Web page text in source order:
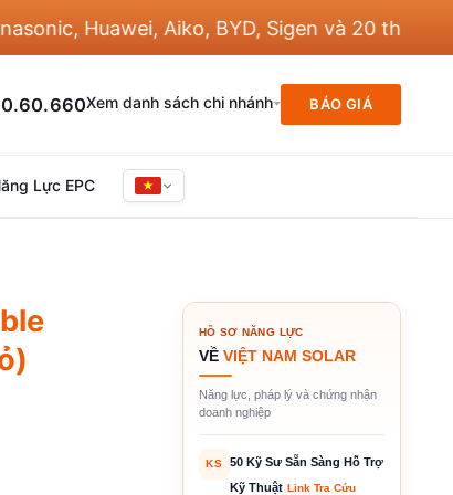
Huawei, Aiko, BYD, Sigen và 20 thương hiệu
Xem danh sách chi nhánh BÁO GIÁ
Lực EPC
HỒ SƠ NĂNG LỰC
VỀ VIỆT NAM SOLAR
Năng lực, pháp lý và chứng nhận
doanh nghiệp
KS
50 Kỹ Sư Sẵn Sàng Hỗ Trợ
Kỹ Thuật Link Tra Cứu